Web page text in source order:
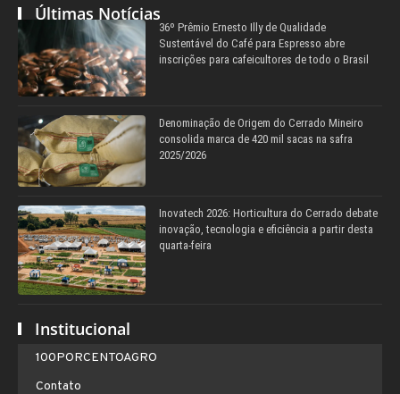
Últimas Notícias
36º Prêmio Ernesto Illy de Qualidade
Sustentável do Café para Espresso abre
inscrições para cafeicultores de todo o Brasil
Denominação de Origem do Cerrado Mineiro
consolida marca de 420 mil sacas na safra
2025/2026
Inovatech 2026: Horticultura do Cerrado debate
inovação, tecnologia e eficiência a partir desta
quarta-feira
Institucional
100PORCENTOAGRO
Contato